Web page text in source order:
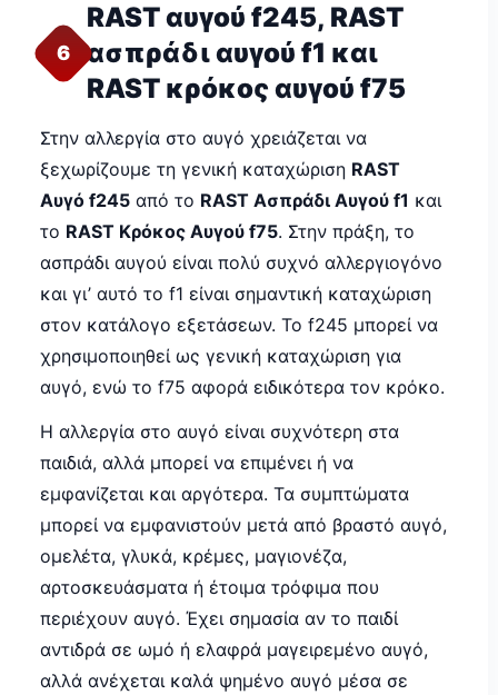
6
RAST αυγού f245, RAST
ασπράδι αυγού f1 και
RAST κρόκος αυγού f75
Στην αλλεργία στο αυγό χρειάζεται να
ξεχωρίζουμε τη γενική καταχώριση RAST
Αυγό f245 από το RAST Ασπράδι Αυγού f1 και
το RAST Κρόκος Αυγού f75. Στην πράξη, το
ασπράδι αυγού είναι πολύ συχνό αλλεργιογόνο
και γι’ αυτό το f1 είναι σημαντική καταχώριση
στον κατάλογο εξετάσεων. Το f245 μπορεί να
χρησιμοποιηθεί ως γενική καταχώριση για
αυγό, ενώ το f75 αφορά ειδικότερα τον κρόκο.
Η αλλεργία στο αυγό είναι συχνότερη στα
παιδιά, αλλά μπορεί να επιμένει ή να
εμφανίζεται και αργότερα. Τα συμπτώματα
μπορεί να εμφανιστούν μετά από βραστό αυγό,
ομελέτα, γλυκά, κρέμες, μαγιονέζα,
αρτοσκευάσματα ή έτοιμα τρόφιμα που
περιέχουν αυγό. Έχει σημασία αν το παιδί
αντιδρά σε ωμό ή ελαφρά μαγειρεμένο αυγό,
αλλά ανέχεται καλά ψημένο αυγό μέσα σε